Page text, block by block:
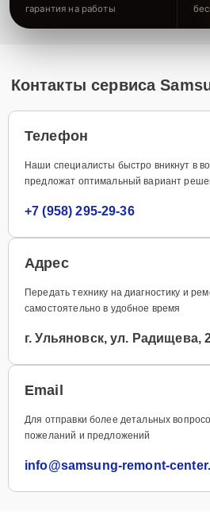
гарантия на работы
Контакты сервиса
Телефон
Наши специалисты быстро вникнут в
предложат оптимальный вариант
+7 (958) 295-29-36
Адрес
Передать технику на диагностику и
самостоятельно в удобное время
г. Ульяновск, ул. Радищева,
Email
Для отправки более детальных
пожеланий и предложений
info@samsung-remont-